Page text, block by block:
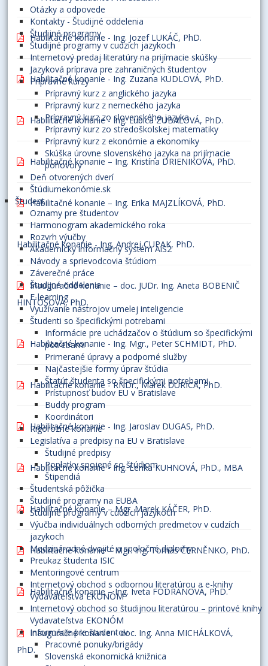
Otázky a odpovede
Kontakty - Študijné oddelenia
Študijné programy
Študijné programy v cudzích jazykoch
Internetový predaj literatúry na prijímacie skúšky
Jazyková príprava pre zahraničných študentov
Prípravné kurzy
Prípravný kurz z anglického jazyka
Prípravný kurz z nemeckého jazyka
Prípravný kurz zo slovenského jazyka
Prípravný kurz zo stredoškolskej matematiky
Prípravný kurz z ekonómie a ekonomiky
Skúška úrovne slovenského jazyka na prijímacie
pohovory
Deň otvorených dverí
Štúdiumekonómie.sk
Študent
Oznamy pre študentov
Harmonogram akademického roka
Rozvrh výučby
Akademický informačný systém AiS2
Návody a sprievodcovia štúdiom
Záverečné práce
Študijné oddelenia
E-learning
Využívanie nástrojov umelej inteligencie
Študenti so špecifickými potrebami
Informácie pre uchádzačov o štúdium so špecifickými
potrebami
Primerané úpravy a podporné služby
Najčastejšie formy úprav štúdia
Štatút študenta so špecifickými potrebami
Prístupnosť budov EU v Bratislave
Buddy program
Koordinátori
Rigorózne konanie
Legislatíva a predpisy na EU v Bratislave
Študijné predpisy
Poplatky spojené so štúdiom
Štipendiá
Študentská pôžička
Študijné programy na EUBA
Študijné programy v cudzích jazykoch
Výučba individuálnych odborných predmetov v cudzích
jazykoch
Medzinárodné dvojité a spoločné diplomy
Preukaz študenta ISIC
Mentoringové centrum
Internetový obchod s odbornou literatúrou a e-knihy
Vydavateľstva EKONÓM
Internetový obchod so študijnou literatúrou – printové knihy
Vydavateľstva EKONÓM
Informácie pre študentov
Pracovné ponuky/brigády
Slovenská ekonomická knižnica
Habilitačné konanie - Ing. Jozef LUKÁČ, PhD.
Habilitačné konanie - Ing. Zuzana KUDLOVÁ, PhD.
Habilitačné konanie - Ing. Ľubica ZUBAĽOVÁ, PhD.
Habilitačné konanie – Ing. Kristína DRIENIKOVÁ, PhD.
Habilitačné konanie – Ing. Erika MAJZLÍKOVÁ, PhD.
Habilitačné konanie - Ing. Andrej CUPAK, PhD.
Inauguračné konanie – doc. JUDr. Ing. Aneta BOBENIČ
HINTOŠOVÁ, PhD.
Habilitačné konanie - Ing. Mgr., Peter SCHMIDT, PhD.
Habilitačné konanie - RNDr., Marek ĎURICA, PhD.
Habilitačné konanie - Ing. Jaroslav DUGAS, PhD.
Habilitačné konanie - Ing. Lenka KUHNOVÁ, PhD., MBA
Habilitačné konanie – Mgr. Marek KÁČER, PhD.
Habilitačné konanie – Mgr. Ing. Tomáš ČERNĚNKO, PhD.
Habilitačné konanie – Ing. Iveta FODRANOVÁ, PhD.
Inauguračné konanie – doc. Ing. Anna MICHÁLKOVÁ,
PhD.